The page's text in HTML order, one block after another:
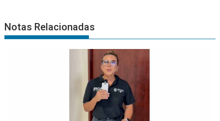
Notas Relacionadas